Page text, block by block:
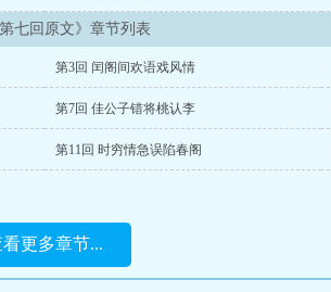
第七回原文》章节列表
第3回 闰阁间欢语戏风情
第7回 佳公子错将桃认李
第11回 时穷情急误陷春阁
更多章节...